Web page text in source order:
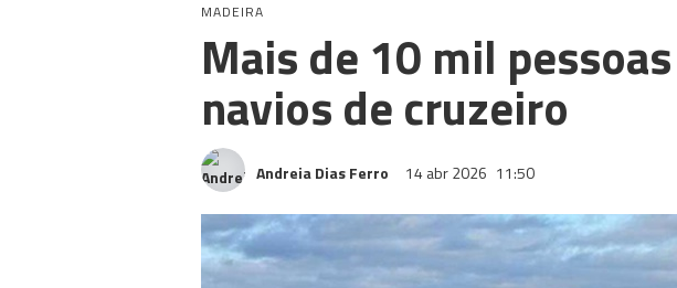
MADEIRA
Mais de 10 mil
navios de cruzeiro
Andreia Dias Ferro 14 abr 2026 11:50